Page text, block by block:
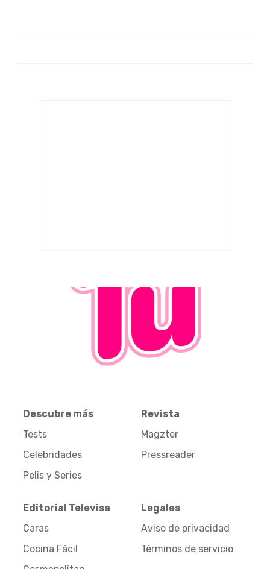
Descubre más
Tests
Celebridades
Pelis y Series
Revista
Magzter
Pressreader
Editorial Televisa
Caras
Cocina Fácil
Legales
Aviso de privacidad
Términos de servicio